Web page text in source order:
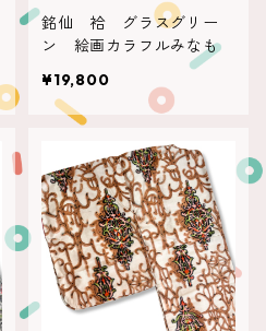
銘仙 袷 グラスグリー
ン 絵画カラフルみなも
¥19,800